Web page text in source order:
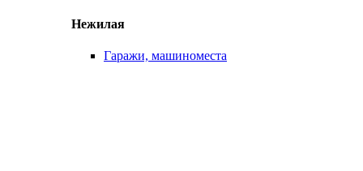
Нежилая
Гаражи, машиноместа